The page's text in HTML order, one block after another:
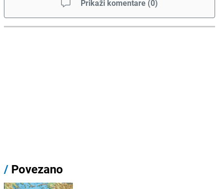
Prikaži komentare (0)
/ Povezano